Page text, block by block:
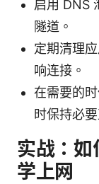
启用 DNS
隧道。
定期清理
响连接。
在需要的
时保持必要
实战：如
学上网